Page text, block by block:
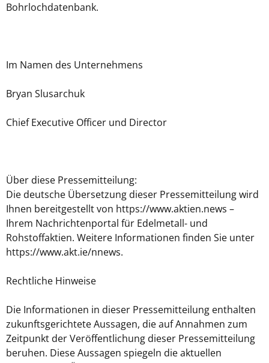
Bohrlochdatenbank.
Im Namen des Unternehmens
Bryan Slusarchuk
Chief Executive Officer und Director
Über diese Pressemitteilung:
Die deutsche Übersetzung dieser Pressemitteilung wird
Ihnen bereitgestellt von https://www.aktien.news –
Ihrem Nachrichtenportal für Edelmetall- und
Rohstoffaktien. Weitere Informationen finden Sie unter
https://www.akt.ie/nnews.
Rechtliche Hinweise
Die Informationen in dieser Pressemitteilung enthalten
zukunftsgerichtete Aussagen, die auf Annahmen zum
Zeitpunkt der Veröffentlichung dieser Pressemitteilung
beruhen. Diese Aussagen spiegeln die aktuellen